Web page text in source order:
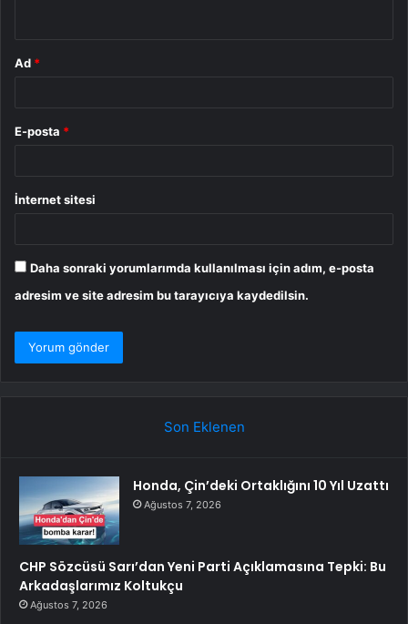
Ad *
E-posta *
İnternet sitesi
Daha sonraki yorumlarımda kullanılması için adım, e-posta
adresim ve site adresim bu tarayıcıya kaydedilsin.
Son Eklenen
Honda, Çin’deki Ortaklığını 10 Yıl Uzattı
Ağustos 7, 2026
CHP Sözcüsü Sarı’dan Yeni Parti Açıklamasına Tepki: Bu
Arkadaşlarımız Koltukçu
Ağustos 7, 2026